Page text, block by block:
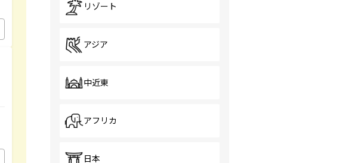
リゾート
アジア
中近東
アフリカ
日本